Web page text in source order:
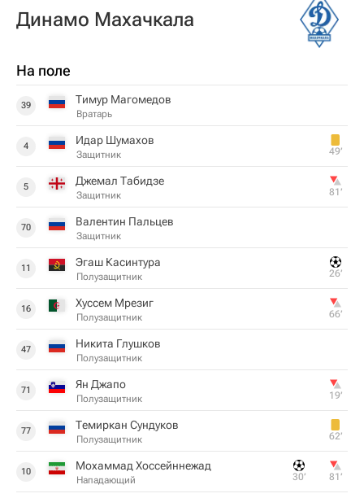
Динамо Махачкала
На поле
39 Тимур Магомедов
Вратарь
4 Идар Шумахов
Защитник 49‎’‎
5 Джемал Табидзе
Защитник 81‎’‎
70 Валентин Пальцев
Защитник
11 Эгаш Касинтура
Полузащитник 26‎’‎
16 Хуссем Мрезиг
Полузащитник 66‎’‎
47 Никита Глушков
Полузащитник
71 Ян Джапо
Полузащитник 19‎’‎
77 Темиркан Сундуков
Полузащитник 62‎’‎
10 Мохаммад Хоссейннежад
Нападающий 30‎’‎ 81‎’‎